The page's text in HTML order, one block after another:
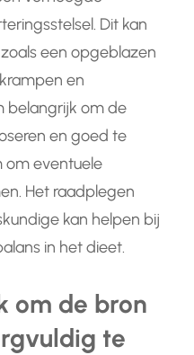
Dit kan
een opgeblazen
en
belangrijk om de
en goed te
om eventuele
Het raadplegen
kan helpen bij
in het dieet.
om de bron
te